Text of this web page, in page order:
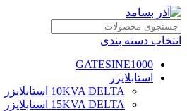
انتخاب دسته بندی
GATESINE1000
استابلایزر
10KVA DELTA استابلایزر
15KVA DELTA استابلایزر